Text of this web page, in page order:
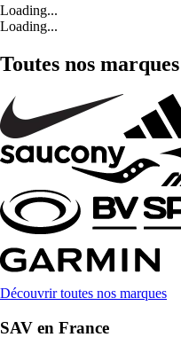
Loading...
Loading...
Toutes nos marques
Découvrir toutes nos marques
SAV en France